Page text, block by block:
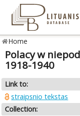
Home
Polacy w
1918-1940
Link to:
straipsnio tekstas
Collection: